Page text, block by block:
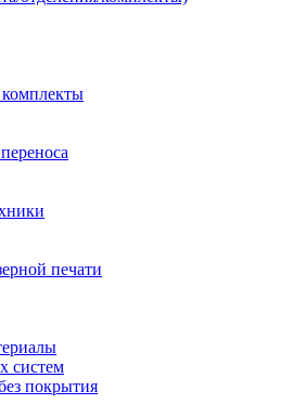
печати
систем
покрытия